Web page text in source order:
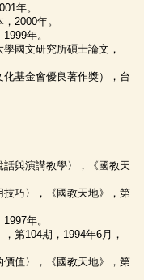
年。
2000年。
1999年。
國文研究所碩士論文，
化基金會優良著作獎），台
話與演講教學〉，《國教天
技巧〉，《國教天地》，第
1997年。
，第104期， 1994年6 月，
值〉，《國教天地》，第